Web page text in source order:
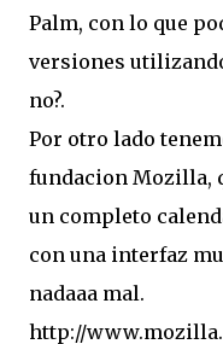
Palm, con lo que
versiones
no?.
Por otro lado
fundacion Mozilla,
un completo
con una interfaz
nadaaa mal.
http://